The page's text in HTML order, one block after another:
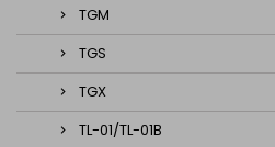
TGM
TGS
TGX
TL-01/TL-01B